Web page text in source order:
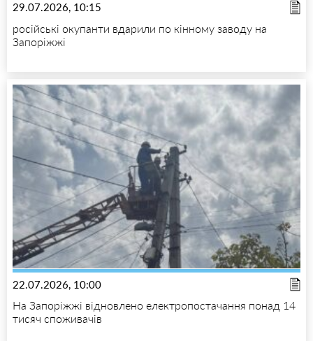
29.07.2026, 10:15
російські окупанти вдарили по кінному заводу на
Запоріжжі
22.07.2026, 10:00
На Запоріжжі відновлено електропостачання понад 14
тисяч споживачів